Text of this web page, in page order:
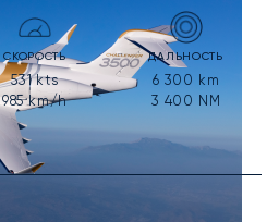
СКОРОСТЬ
531kts
985km/h
ДАЛЬНОСТЬ
6 300 km
3 400 NM